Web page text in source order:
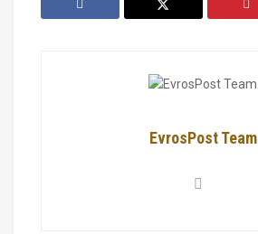
EvrosPost Team